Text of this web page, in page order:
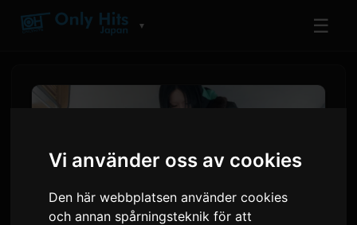
Vi använder oss av cookies
Den här webbplatsen använder cookies
och annan spårningsteknik för att
▼ ☰